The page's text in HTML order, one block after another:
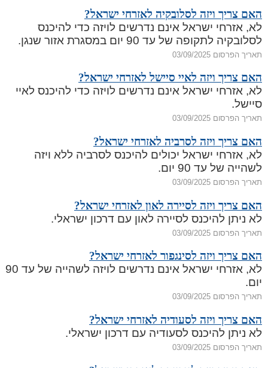
האם צריך ויזה לסלובקיה לאזרחי ישראל?
לא, אזרחי ישראל אינם נדרשים לויזה כדי להיכנס
לסלובקיה לתקופה של עד 90 יום במסגרת אזור שנגן.
תאריך הפרסום 03/09/2025
האם צריך ויזה לאיי סיישל לאזרחי ישראל?
לא, אזרחי ישראל אינם נדרשים לויזה כדי להיכנס לאיי
סיישל.
תאריך הפרסום 03/09/2025
האם צריך ויזה לסרביה לאזרחי ישראל?
לא, אזרחי ישראל יכולים להיכנס לסרביה ללא ויזה
לשהייה של עד 90 יום.
תאריך הפרסום 03/09/2025
האם צריך ויזה לסיירה לאון לאזרחי ישראל?
לא ניתן להיכנס לסיירה לאון עם דרכון ישראלי.
תאריך הפרסום 03/09/2025
האם צריך ויזה לסינגפור לאזרחי ישראל?
לא, אזרחי ישראל אינם נדרשים לויזה לשהייה של עד 90
יום.
תאריך הפרסום 03/09/2025
האם צריך ויזה לסעודיה לאזרחי ישראל?
לא ניתן להיכנס לסעודיה עם דרכון ישראלי.
תאריך הפרסום 03/09/2025